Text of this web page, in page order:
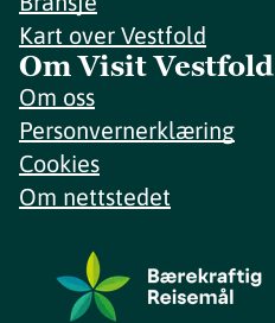
Kart over Vestfold
Om Visit Vestfold
Om oss
Personvernerklæring
Cookies
Om nettstedet